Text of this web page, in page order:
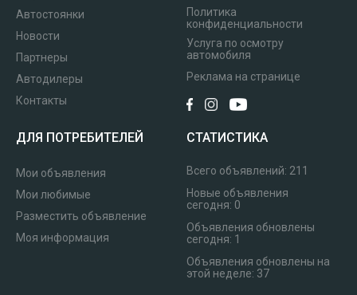
Автостоянки
Новости
Партнеры
Автодилеры
Контакты
Политика
конфиденциальности
Услуга по осмотру
автомобиля
Реклама на странице
ДЛЯ ПОТРЕБИТЕЛЕЙ
Мои объявления
Мои любимые
Разместить объявление
Моя информация
СТАТИСТИКА
Всего объявлений: 211
Новые объявления
сегодня: 0
Объявления обновлены
сегодня: 1
Объявления обновлены на
этой неделе: 37